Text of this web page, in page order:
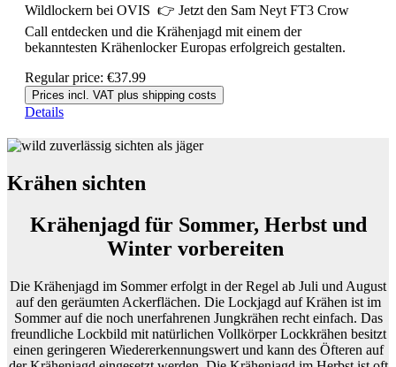
Wildlockern bei OVIS 👉 Jetzt den Sam Neyt FT3 Crow
Call entdecken und die Krähenjagd mit einem der
bekanntesten Krähenlocker Europas erfolgreich gestalten.
Regular price: €37.99
Prices incl. VAT plus shipping costs
Details
Krähen sichten
Krähenjagd für Sommer, Herbst und
Winter vorbereiten
Die Krähenjagd im Sommer erfolgt in der Regel ab Juli und August
auf den geräumten Ackerflächen. Die Lockjagd auf Krähen ist im
Sommer auf die noch unerfahrenen Jungkrähen recht einfach. Das
freundliche Lockbild mit natürlichen Vollkörper Lockkrähen besitzt
einen geringeren Wiedererkennungswert und kann des Öfteren auf